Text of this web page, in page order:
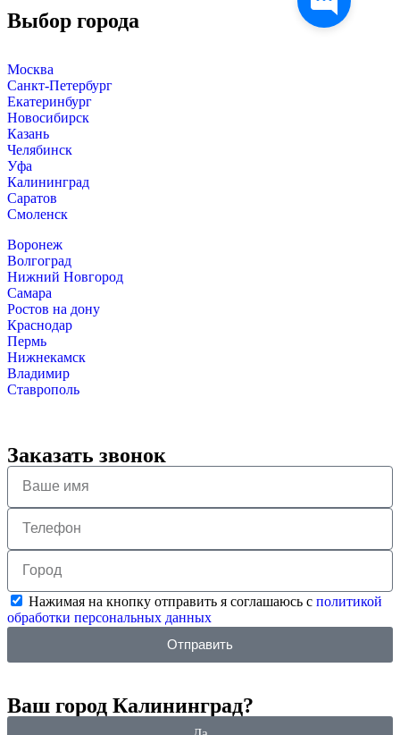
Выбор города
Москва
Санкт-Петербург
Екатеринбург
Новосибирск
Казань
Челябинск
Уфа
Калининград
Саратов
Смоленск
Воронеж
Волгоград
Нижний Новгород
Самара
Ростов на дону
Краснодар
Пермь
Нижнекамск
Владимир
Ставрополь
Заказать звонок
Нажимая на кнопку отправить я соглашаюсь с политикой
обработки персональных данных
Отправить
Ваш город Калининград?